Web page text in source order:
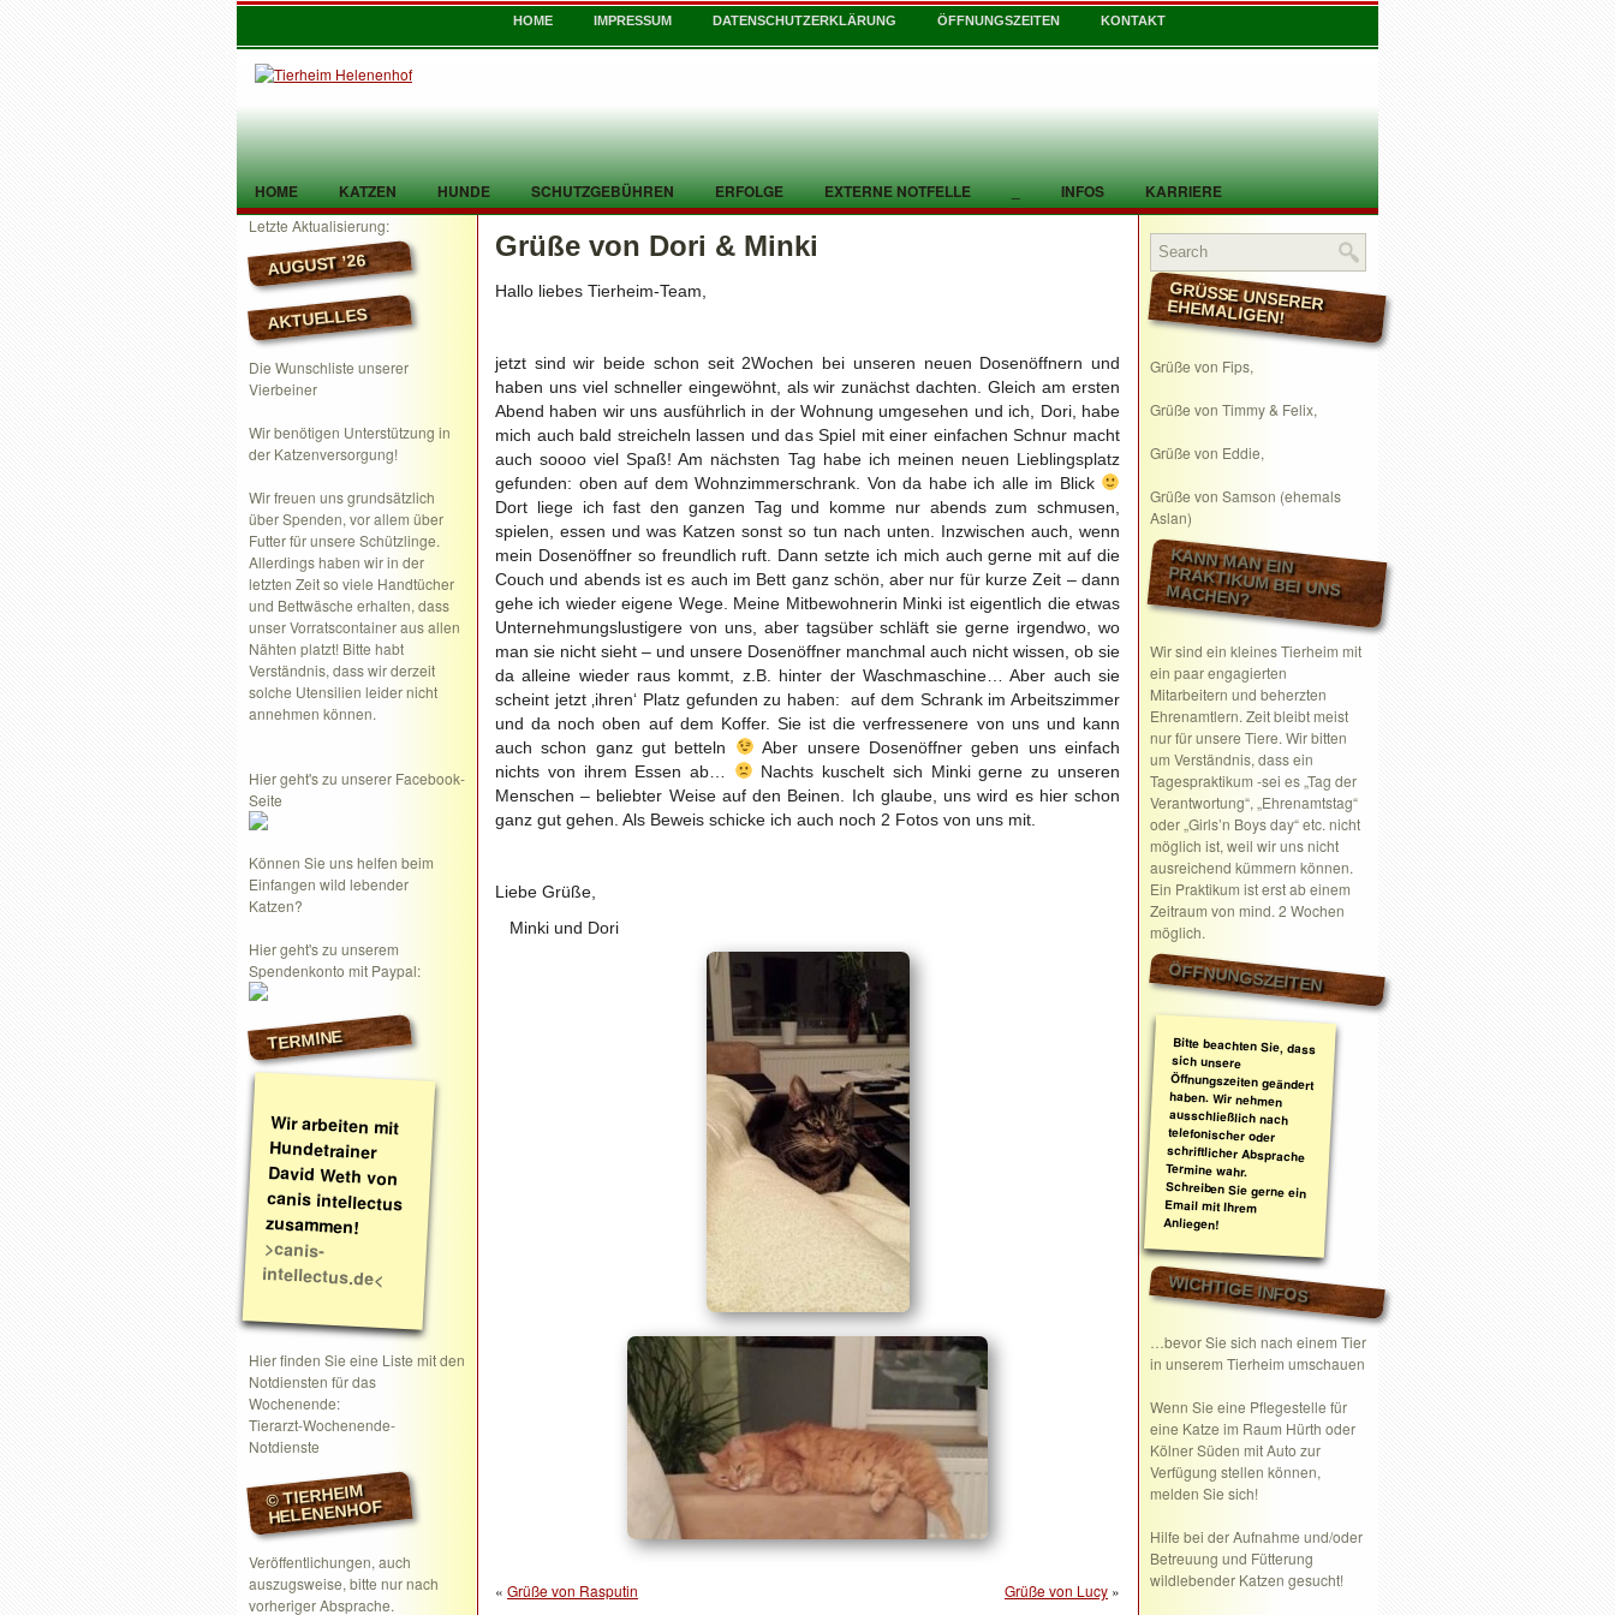
HOME IMPRESSUM DATENSCHUTZERKLÄRUNG ÖFFNUNGSZEITEN KONTAKT
HOME KATZEN HUNDE SCHUTZGEBÜHREN ERFOLGE EXTERNE NOTFELLE _ INFOS KARRIERE
TIER GEFUNDEN KONTAKT
Letzte Aktualisierung:
AUGUST ’26
AKTUELLES
Die Wunschliste unserer
Vierbeiner
Wir benötigen Unterstützung in
der Katzenversorgung!
Wir freuen uns grundsätzlich
über Spenden, vor allem über
Futter für unsere Schützlinge.
Allerdings haben wir in der
letzten Zeit so viele Handtücher
und Bettwäsche erhalten, dass
unser Vorratscontainer aus allen
Nähten platzt! Bitte habt
Verständnis, dass wir derzeit
solche Utensilien leider nicht
annehmen können.
Hier geht's zu unserer Facebook-
Seite
Können Sie uns helfen beim
Einfangen wild lebender
Katzen?
Hier geht's zu unserem
Spendenkonto mit Paypal:
TERMINE
Wir arbeiten mit
Hundetrainer
David Weth von
canis intellectus
zusammen!
>canis-
intellectus.de<
Hier finden Sie eine Liste mit den
Notdiensten für das
Wochenende:
Tierarzt-Wochenende-
Notdienste
© TIERHEIM
HELENENHOF
Veröffentlichungen, auch
auszugsweise, bitte nur nach
vorheriger Absprache.
Grüße von Dori & Minki
Hallo liebes Tierheim-Team,
jetzt sind wir beide schon seit 2Wochen bei unseren neuen Dosenöffnern und
haben uns viel schneller eingewöhnt, als wir zunächst dachten. Gleich am ersten
Abend haben wir uns ausführlich in der Wohnung umgesehen und ich, Dori, habe
mich auch bald streicheln lassen und das Spiel mit einer einfachen Schnur macht
auch soooo viel Spaß! Am nächsten Tag habe ich meinen neuen Lieblingsplatz
gefunden: oben auf dem Wohnzimmerschrank. Von da habe ich alle im Blick
Dort liege ich fast den ganzen Tag und komme nur abends zum schmusen,
spielen, essen und was Katzen sonst so tun nach unten. Inzwischen auch, wenn
mein Dosenöffner so freundlich ruft. Dann setzte ich mich auch gerne mit auf die
Couch und abends ist es auch im Bett ganz schön, aber nur für kurze Zeit – dann
gehe ich wieder eigene Wege. Meine Mitbewohnerin Minki ist eigentlich die etwas
Unternehmungslustigere von uns, aber tagsüber schläft sie gerne irgendwo, wo
man sie nicht sieht – und unsere Dosenöffner manchmal auch nicht wissen, ob sie
da alleine wieder raus kommt, z.B. hinter der Waschmaschine… Aber auch sie
scheint jetzt ‚ihren‘ Platz gefunden zu haben: auf dem Schrank im Arbeitszimmer
und da noch oben auf dem Koffer. Sie ist die verfressenere von uns und kann
auch schon ganz gut betteln
Aber unsere Dosenöffner geben uns einfach
nichts von ihrem Essen ab…
Nachts kuschelt sich Minki gerne zu unseren
Menschen – beliebter Weise auf den Beinen. Ich glaube, uns wird es hier schon
ganz gut gehen. Als Beweis schicke ich auch noch 2 Fotos von uns mit.
Liebe Grüße,
Minki und Dori
« Grüße von Rasputin Grüße von Lucy »
GRÜSSE UNSERER EHEMALIGEN!
Grüße von Fips,
Grüße von Timmy & Felix,
Grüße von Eddie,
Grüße von Samson (ehemals
Aslan)
KANN MAN EIN
PRAKTIKUM BEI UNS MACHEN?
Wir sind ein kleines Tierheim mit
ein paar engagierten
Mitarbeitern und beherzten
Ehrenamtlern. Zeit bleibt meist
nur für unsere Tiere. Wir bitten
um Verständnis, dass ein
Tagespraktikum -sei es „Tag der
Verantwortung“, „Ehrenamtstag“
oder „Girls’n Boys day“ etc. nicht
möglich ist, weil wir uns nicht
ausreichend kümmern können.
Ein Praktikum ist erst ab einem
Zeitraum von mind. 2 Wochen
möglich.
ÖFFNUNGSZEITEN
Bitte beachten Sie, dass
sich unsere
Öffnungszeiten geändert
haben. Wir nehmen
ausschließlich nach
telefonischer oder
schriftlicher Absprache
Termine wahr.
Schreiben Sie gerne ein
Email mit Ihrem
Anliegen!
WICHTIGE INFOS
…bevor Sie sich nach einem Tier
in unserem Tierheim umschauen
Wenn Sie eine Pflegestelle für
eine Katze im Raum Hürth oder
Kölner Süden mit Auto zur
Verfügung stellen können,
melden Sie sich!
Hilfe bei der Aufnahme und/oder
Betreuung und Fütterung
wildlebender Katzen gesucht!